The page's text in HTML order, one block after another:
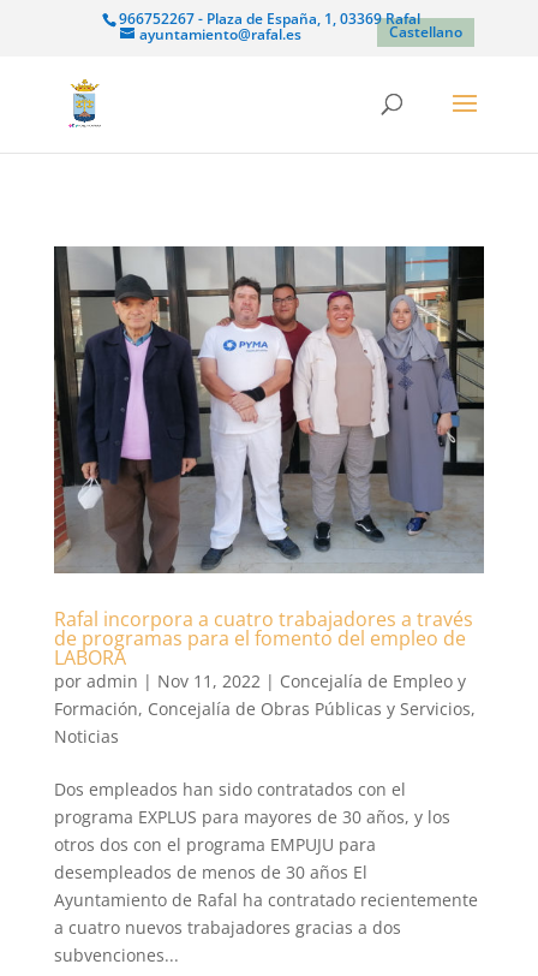
966752267 - Plaza de España, 1, 03369 Rafal
ayuntamiento@rafal.es Castellano
Rafal incorpora a cuatro trabajadores a través
de programas para el fomento del empleo de
LABORA
por admin | Nov 11, 2022 | Concejalía de Empleo y
Formación, Concejalía de Obras Públicas y Servicios,
Noticias
Dos empleados han sido contratados con el
programa EXPLUS para mayores de 30 años, y los
otros dos con el programa EMPUJU para
desempleados de menos de 30 años El
Ayuntamiento de Rafal ha contratado recientemente
a cuatro nuevos trabajadores gracias a dos
subvenciones...